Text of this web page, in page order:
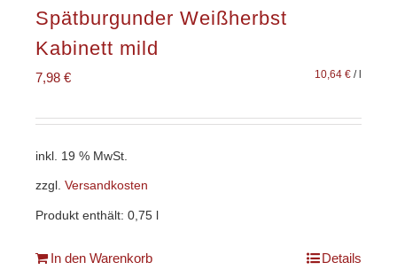
Spätburgunder Weißherbst
Kabinett mild
7,98 € 10,64 € /l
inkl. 19 % MwSt.
zzgl. Versandkosten
Produkt enthält: 0,75
In den Warenkorb Details